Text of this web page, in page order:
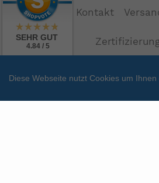
Kontakt
Diese Webseite nutzt Cookies um
SEHR GUT
4.84 / 5